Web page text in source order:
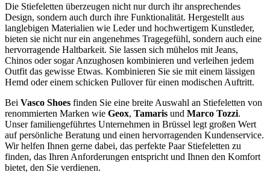
Die Stiefeletten überzeugen nicht nur durch ihr ansprechendes
Design, sondern auch durch ihre Funktionalität. Hergestellt aus
langlebigen Materialien wie Leder und hochwertigem Kunstleder,
bieten sie nicht nur ein angenehmes Tragegefühl, sondern auch eine
hervorragende Haltbarkeit. Sie lassen sich mühelos mit Jeans,
Chinos oder sogar Anzughosen kombinieren und verleihen jedem
Outfit das gewisse Etwas. Kombinieren Sie sie mit einem lässigen
Hemd oder einem schicken Pullover für einen modischen Auftritt.
Bei Vasco Shoes finden Sie eine breite Auswahl an Stiefeletten von
renommierten Marken wie Geox, Tamaris und Marco Tozzi.
Unser familiengeführtes Unternehmen in Brüssel legt großen Wert
auf persönliche Beratung und einen hervorragenden Kundenservice.
Wir helfen Ihnen gerne dabei, das perfekte Paar Stiefeletten zu
finden, das Ihren Anforderungen entspricht und Ihnen den Komfort
bietet, den Sie verdienen.